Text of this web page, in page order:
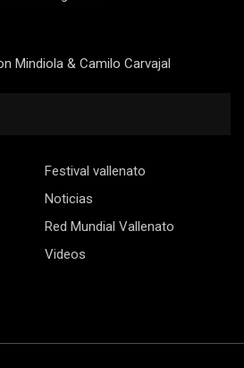
Mindiola & Camilo Carvajal
Festival vallenato
Noticias
Red Mundial Vallenato
Videos